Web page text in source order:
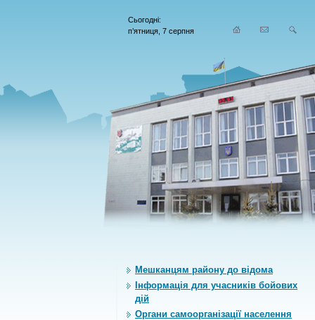
Сьогодні:
п’ятниця, 7 серпня
Мешканцям району до відома
Інформація для учасників бойових
дій
Органи самоорганiзацiї населення